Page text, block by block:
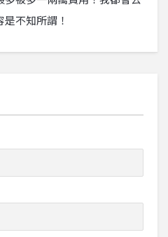
不知所謂！